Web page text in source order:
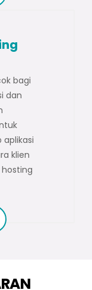
bagi
dan
klien